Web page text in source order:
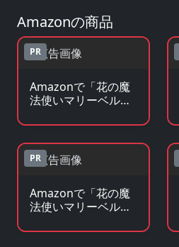
Amazonの商品
PR
Amazonで「花の魔
法使いマリーベル」
る
PR
Amazonで「花の魔
法使いマリーベル」
を見る